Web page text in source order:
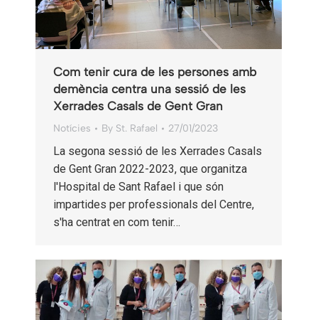
Com tenir cura de les persones amb
demència centra una sessió de les
Xerrades Casals de Gent Gran
Notícies By St. Rafael 27/01/2023
La segona sessió de les Xerrades Casals
de Gent Gran 2022-2023, que organitza
l'Hospital de Sant Rafael i que són
impartides per professionals del Centre,
s'ha centrat en com tenir…